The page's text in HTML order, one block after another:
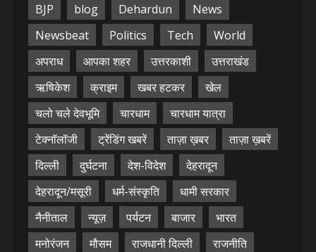
BJP blog Dehardun
News
Newsbeat
Politics Tech
World
अपराध
आपका शहर उत्तरकाशी
उत्तराखंड
ऋषिकेश
क्राइम खबर हटकर
खेल
चलो चले देवभूमि
चारधाम
चारधाम यात्रा
टेक्नॉलॉजी
ट्रेंडिंग खबरें ताज़ा ख़बर
ताज़ा ख़बरें
दिल्ली
दुर्घटना देश-विदेश
देहरादून
देहरादून/मसूरी
धर्म-संस्कृति
धामी सरकार
नैनीताल
न्यूज़ पर्यटन बाजार
भारत
मनोरंजन
मौसम राजधानी दिल्ली
राजनीति